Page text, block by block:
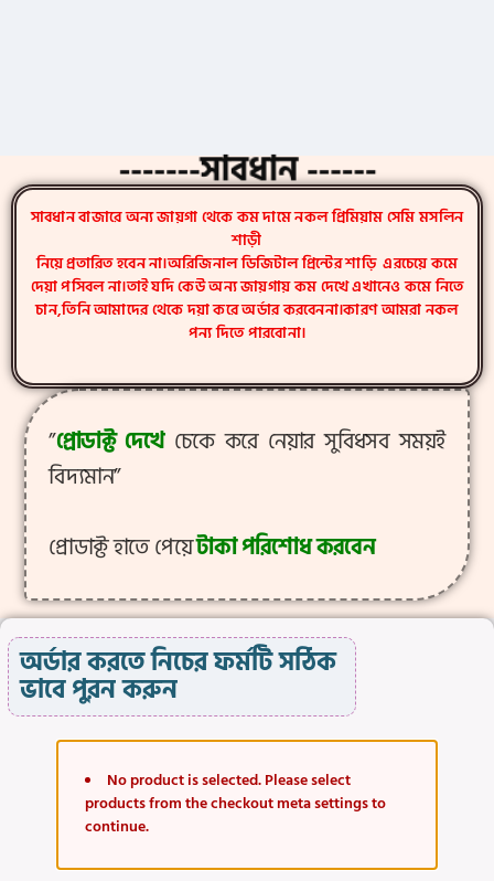
-------সাবধান ------
সাবধান বাজারে অন্য জায়গা থেকে কম দামে নকল প্রিমিয়াম সেমি মসলিন
শাড়ী
নিয়ে প্রতারিত হবেন না।অরিজিনাল ডিজিটাল প্রিন্টের শাড়ি এরচেয়ে কমে
দেয়া পসিবল না।তাই যদি কেউ অন্য জায়গায় কম দেখে এখানেও কমে নিতে
চান,তিনি আমাদের থেকে দয়া করে অর্ডার করবেননা।কারণ আমরা নকল
পন্য দিতে পারবোনা।
”প্রোডাক্ট দেখেচেকে করে নেয়ার সুবিধসব সময়ই
বিদ্যমান”
প্রোডাক্ট হাতে পেয়েটাকা পরিশোধ করবেন
অর্ডার করতে নিচের ফর্মটি সঠিক
ভাবে পুরন করুন
No product is selected. Please select
products from the checkout meta settings to
continue.